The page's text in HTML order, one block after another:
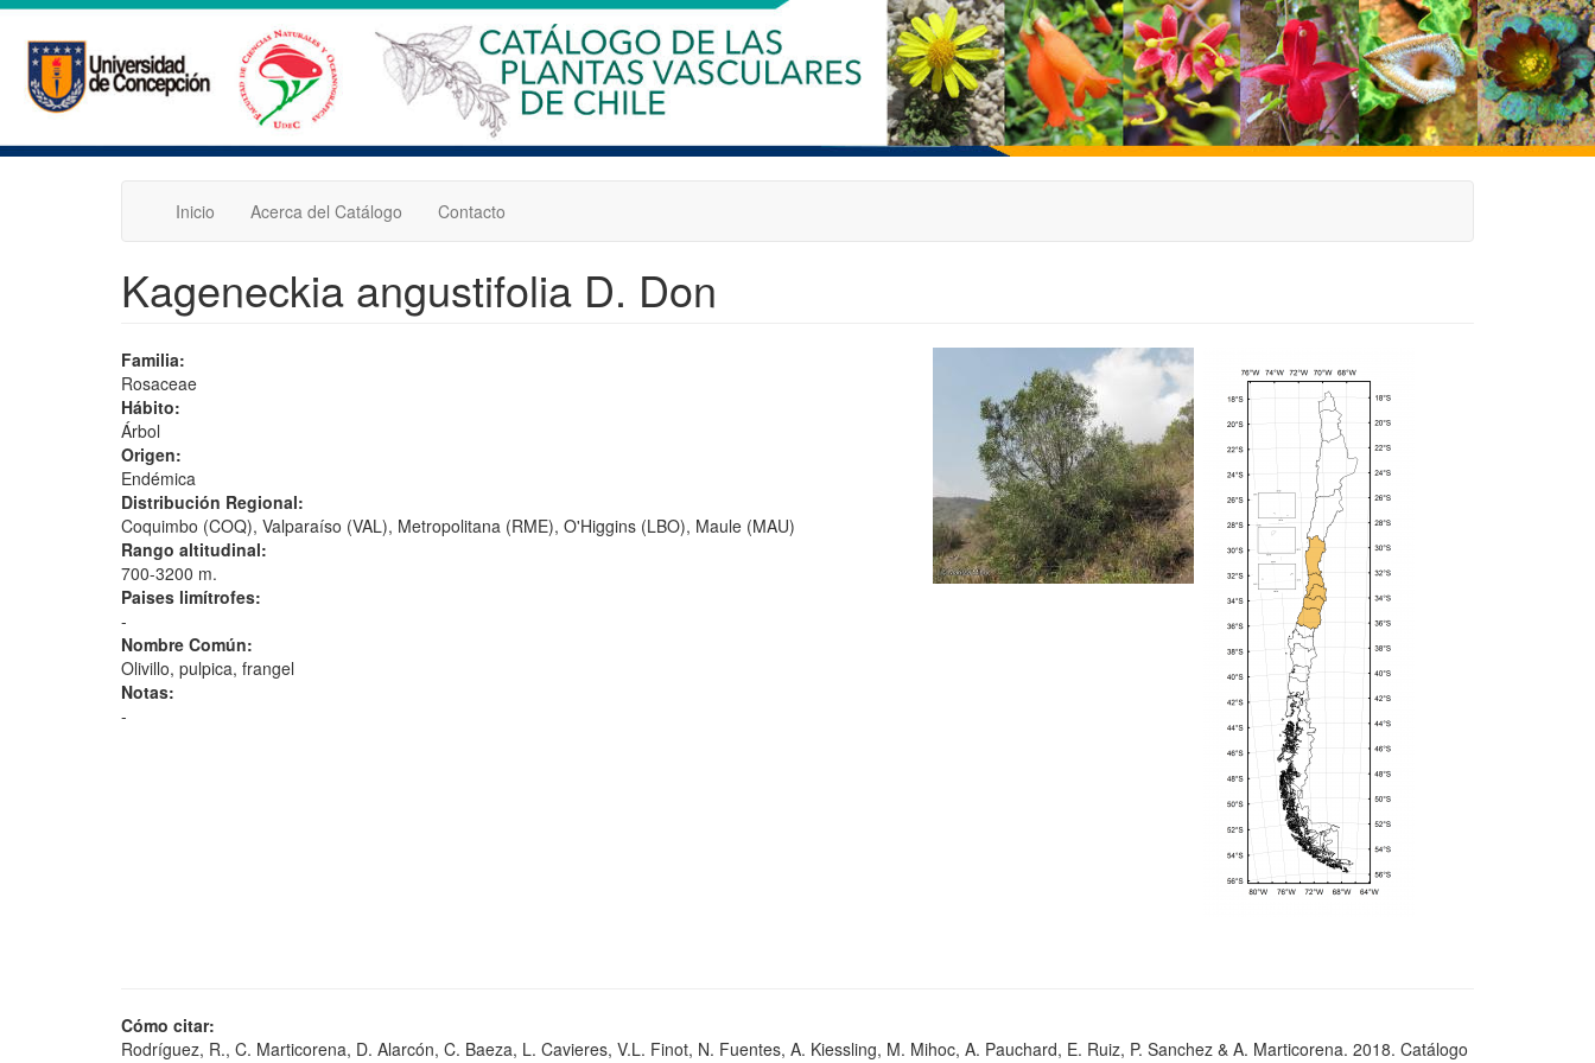
Pasar
contenido
principal
Inicio Acerca del Catálogo Contacto
Kageneckia angustifolia D. Don
Familia:
Rosaceae
Hábito:
Árbol
Origen:
Endémica
Distribución Regional:
Coquimbo (COQ), Valparaíso (VAL), Metropolitana (RME), O'Higgins (LBO), Maule (MAU)
Rango altitudinal:
700-3200 m.
Paises limítrofes:
-
Nombre Común:
Olivillo, pulpica, frangel
Notas:
-
Cómo citar:
Rodríguez, R., C. Marticorena, D. Alarcón, C. Baeza, L. Cavieres, V.L. Finot, N. Fuentes, A. Kiessling, M. Mihoc, A. Pauchard, E. Ruiz, P. Sanchez & A. Marticorena. 2018. Catálogo